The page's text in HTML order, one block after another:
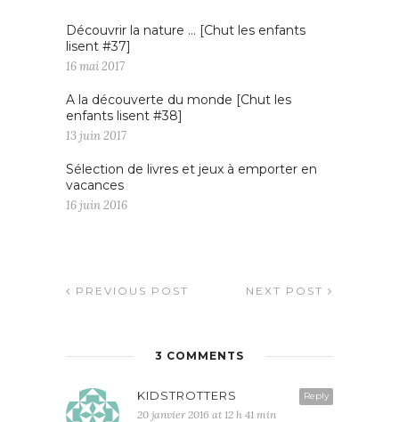
Découvrir la nature … [Chut les enfants
lisent #37]
16 mai 2017
A la découverte du monde [Chut les
enfants lisent #38]
13 juin 2017
Sélection de livres et jeux à emporter en
vacances
16 juin 2016
PREVIOUS POST NEXT POST
3 COMMENTS
Reply
KIDSTROTTERS
20 janvier 2016 at 12 h 41 min